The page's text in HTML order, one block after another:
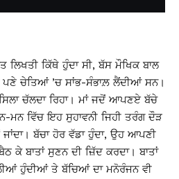
ਲਿਖਤੀ ਕਿੱਥੇ ਹੁੰਦਾ ਸੀ, ਬੱਸ ਮੌਖਿਕ ਬਾਲ
ਪਣੇ ਚੇਤਿਆਂ ’ਚ ਸਾਂਭ-ਸੰਭਾਲ਼ ਲੈਂਦੀਆਂ ਸਨ।
ਚੱਲਦਾ ਰਿਹਾ। ਮਾਂ ਜਦੋਂ ਆਪਣਏ ਬੱਚੇ
ਮਨ ਵਿੱਚ ਇਹ ਸੁਹਾਵਨੀ ਜਿਹੀ ਤਰੰਗ ਦੌੜ
ਬੱਚਾ ਹੋਰ ਵੱਡਾ ਹੁੰਦਾ, ਉਹ ਆਪਣੀ
ਕੇ ਬਾਤਾਂ ਸੁਣਨ ਦੀ ਜ਼ਿੱਦ ਕਰਦਾ। ਬਾਤਾਂ
ਹੁੰਦੀਆਂ ਤੇ ਬੱਚਿਆਂ ਦਾ ਮਨੋਰੰਜਨ ਵੀ